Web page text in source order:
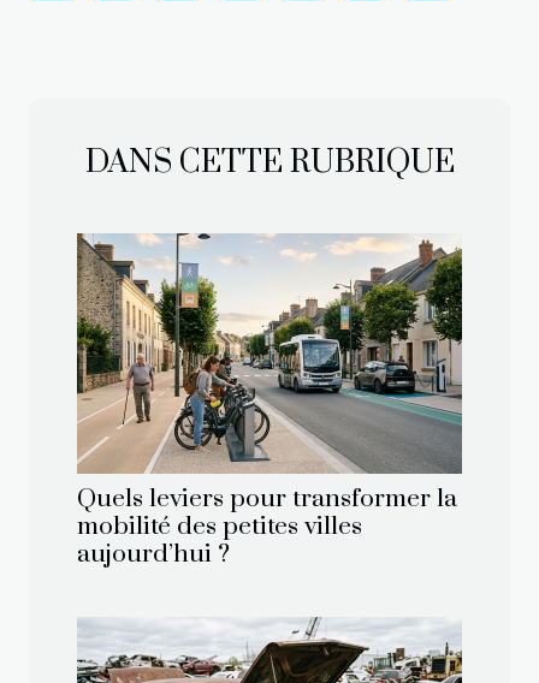
DANS CETTE RUBRIQUE
Quels leviers pour transformer la
mobilité des petites villes
aujourd’hui ?